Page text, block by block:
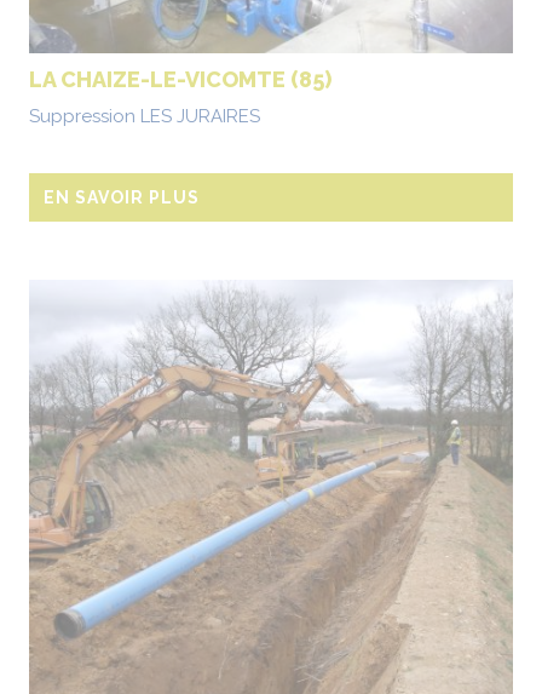
LA CHAIZE-LE-VICOMTE (85)
Suppression LES JURAIRES
EN SAVOIR PLUS